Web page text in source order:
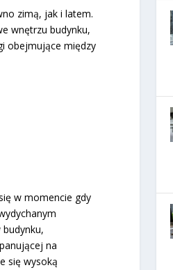
zimą, jak i latem.
wnętrzu budynku,
obejmujące między
w momencie gdy
na
się wysoką